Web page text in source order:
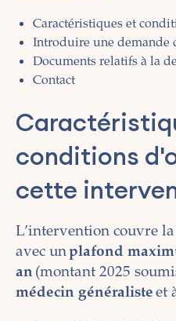
Caractéristiques et
Introduire une demande
Documents relatifs à la
Contact
conditions
cette
L’intervention couvre
avec unplafond
an (montant 2025
médecin généraliste et